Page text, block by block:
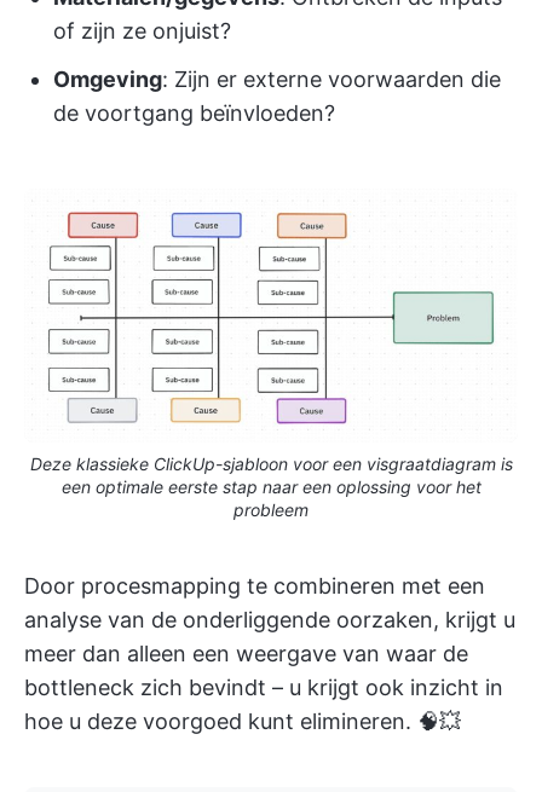
of zijn ze onjuist?
Omgeving: Zijn er externe voorwaarden die
de voortgang beïnvloeden?
Deze klassieke ClickUp-sjabloon voor een visgraatdiagram is
een optimale eerste stap naar een oplossing voor het
probleem
Door procesmapping te combineren met een
analyse van de onderliggende oorzaken, krijgt u
meer dan alleen een weergave van waar de
bottleneck zich bevindt – u krijgt ook inzicht in
hoe u deze voorgoed kunt elimineren. 🧠💥